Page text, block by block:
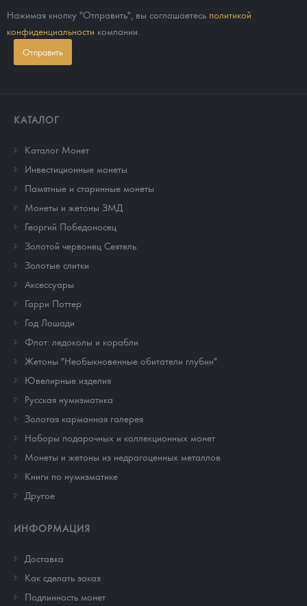
Нажимая кнопку "Отправить", вы соглашаетесь политикой
конфиденциальности компании.
Отправить
КАТАЛОГ
Каталог Монет
Инвестиционные монеты
Памятные и старинные монеты
Монеты и жетоны ЗМД
Георгий Победоносец
Золотой червонец Сеятель
Золотые слитки
Аксессуары
Гарри Поттер
Год Лошади
Флот: ледоколы и корабли
Жетоны "Необыкновенные обитатели глубин"
Ювелирные изделия
Русская нумизматика
Золотая карманная галерея
Наборы подарочных и коллекционных монет
Монеты и жетоны из недрагоценных металлов
Книги по нумизматике
Другое
ИНФОРМАЦИЯ
Доставка
Как сделать заказ
Подлинность монет